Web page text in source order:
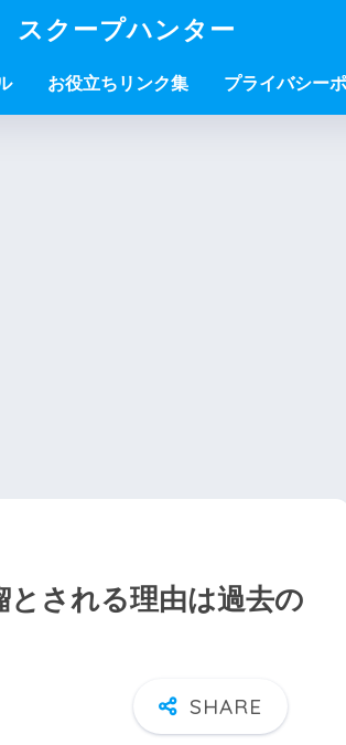
スクープハンター
お役立ちリンク集 プライバシー
とされる理由は過去の